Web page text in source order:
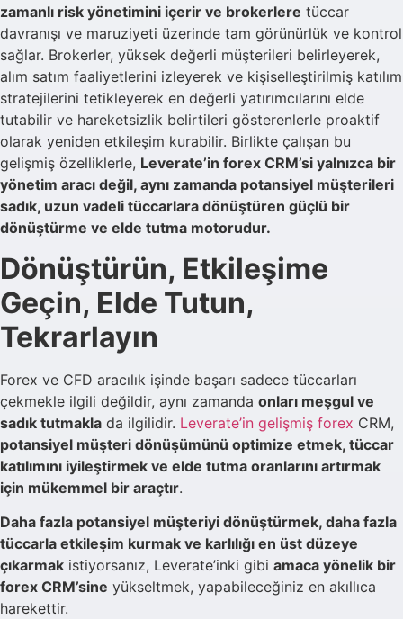
zamanlı risk yönetimini içerir ve brokerlere tüccar
davranışı ve maruziyeti üzerinde tam görünürlük ve kontrol
sağlar. Brokerler, yüksek değerli müşterileri belirleyerek,
alım satım faaliyetlerini izleyerek ve kişiselleştirilmiş katılım
stratejilerini tetikleyerek en değerli yatırımcılarını elde
tutabilir ve hareketsizlik belirtileri gösterenlerle proaktif
olarak yeniden etkileşim kurabilir. Birlikte çalışan bu
gelişmiş özelliklerle, Leverate’in forex CRM’si yalnızca bir
yönetim aracı değil, aynı zamanda potansiyel müşterileri
sadık, uzun vadeli tüccarlara dönüştüren güçlü bir
dönüştürme ve elde tutma motorudur.
Dönüştürün, Etkileşime
Geçin, Elde Tutun,
Tekrarlayın
Forex ve CFD aracılık işinde başarı sadece tüccarları
çekmekle ilgili değildir, aynı zamanda onları meşgul ve
sadık tutmakla da ilgilidir. Leverate’in gelişmiş forex CRM,
potansiyel müşteri dönüşümünü optimize etmek, tüccar
katılımını iyileştirmek ve elde tutma oranlarını artırmak
için mükemmel bir araçtır.
Daha fazla potansiyel müşteriyi dönüştürmek, daha fazla
tüccarla etkileşim kurmak ve karlılığı en üst düzeye
çıkarmak istiyorsanız, Leverate’inki gibi amaca yönelik bir
forex CRM’sine yükseltmek, yapabileceğiniz en akıllıca
harekettir.